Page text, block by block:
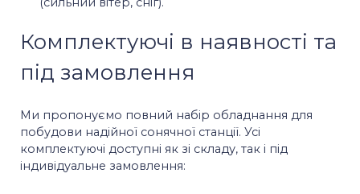
Комплектуючі в наявності та
під замовлення
Ми пропонуємо повний набір обладнання для
побудови надійної сонячної станції. Усі
комплектуючі доступні як зі складу, так і під
індивідуальне замовлення: